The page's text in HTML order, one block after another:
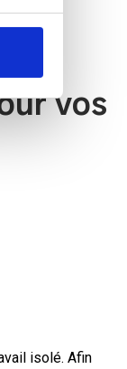
vos
isolé. Afin